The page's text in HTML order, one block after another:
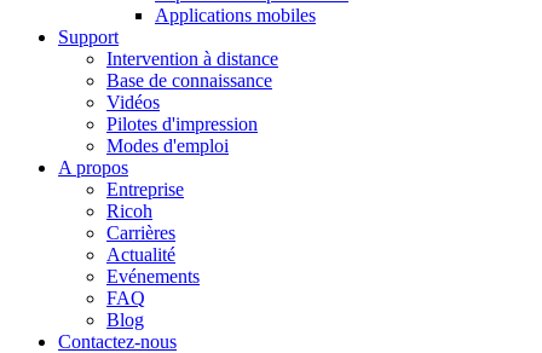
Applications mobiles
Support
Intervention à distance
Base de connaissance
Vidéos
Pilotes d'impression
Modes d'emploi
A propos
Entreprise
Ricoh
Carrières
Actualité
Evénements
FAQ
Blog
Contactez-nous